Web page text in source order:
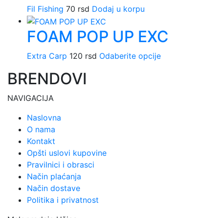
Fil Fishing 70 rsd Dodaj u korpu
FOAM POP UP EXC
Extra Carp 120 rsd Odaberite opcije
BRENDOVI
NAVIGACIJA
Naslovna
O nama
Kontakt
Opšti uslovi kupovine
Pravilnici i obrasci
Način plaćanja
Način dostave
Politika i privatnost